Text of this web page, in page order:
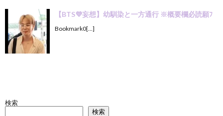
【BTS💜‪妄想】幼馴染と一方通行 ※概要欄必読願ﾌ
Bookmark0[…]
検索
検索